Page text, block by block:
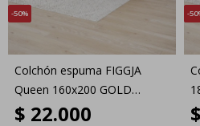
50
Colchón espuma FIGGJA
Queen 160x200 GOLD
Blando
$ 22.000
50
$